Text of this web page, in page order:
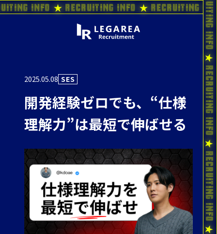
2025.05.08 SES
開発経験ゼロでも、“仕様
理解力”は最短で伸ばせる
Info ★ Recruiting Info ★ Recruiting